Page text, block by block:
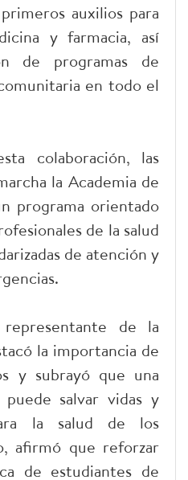
auxilios para
y farmacia, así
de programas de
en todo el
colaboración, las
la Academia de
programa orientado
de la salud
de atención y
de la
la importancia de
y subrayó que una
salvar vidas y
la salud de los
afirmó que reforzar
de estudiantes de